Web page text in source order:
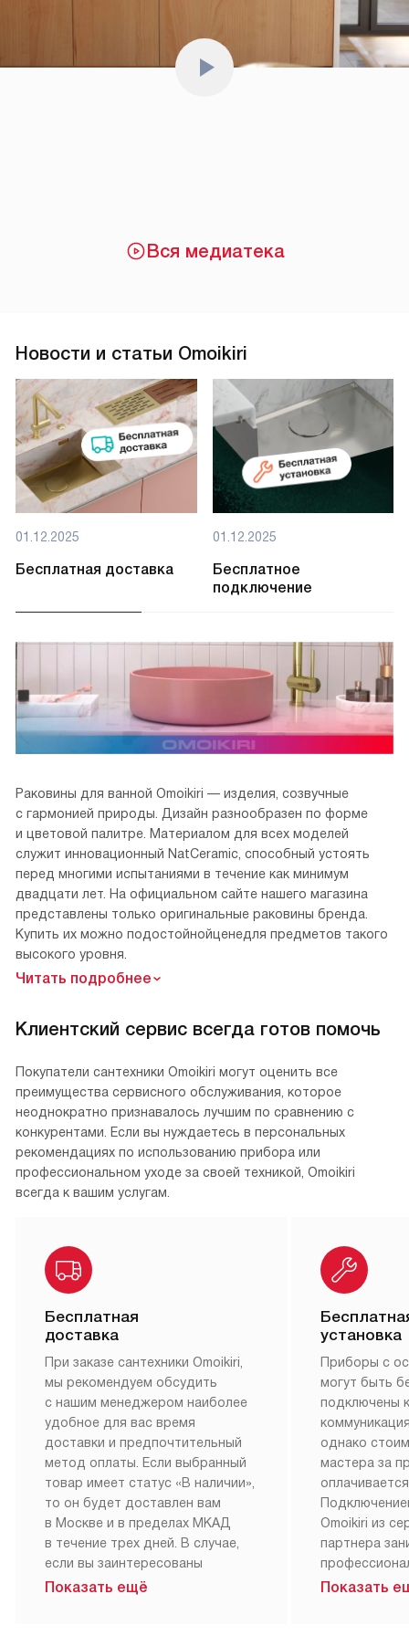
Вся медиатека
Новости и статьи Omoikiri
01.12.2025
Бесплатная доставка
01.12.2025
Бесплатное
подключение
Раковины для ванной Omoikiri — изделия, созвучные
с гармонией природы. Дизайн разнообразен по форме
и цветовой палитре. Материалом для всех моделей
служит инновационный NatCeramic, способный устоять
перед многими испытаниями в течение как минимум
двадцати лет. На официальном сайте нашего магазина
представлены только оригинальные раковины бренда.
Купить их можно подостойнойценедля предметов такого
высокого уровня.
Читать подробнее
Клиентский сервис всегда готов помочь
Покупатели сантехники Omoikiri могут оценить все
преимущества сервисного обслуживания, которое
неоднократно признавалось лучшим по сравнению с
конкурентами. Если вы нуждаетесь в персональных
рекомендациях по использованию прибора или
профессиональном уходе за своей техникой, Omoikiri
всегда к вашим услугам.
Бесплатная
доставка
При заказе сантехники Omoikiri,
мы рекомендуем обсудить
с нашим менеджером наиболее
удобное для вас время
доставки и предпочтительный
метод оплаты. Если выбранный
товар имеет статус «В наличии»,
то он будет доставлен вам
в Москве и в пределах МКАД
в течение трех дней. В случае,
если вы заинтересованы
в товаре, который доступен
Показать ещё
установка
Приборы с
могут быть
подключены
однако
мастера за
Omoikiri из
партнера
Наш сервис
Показать